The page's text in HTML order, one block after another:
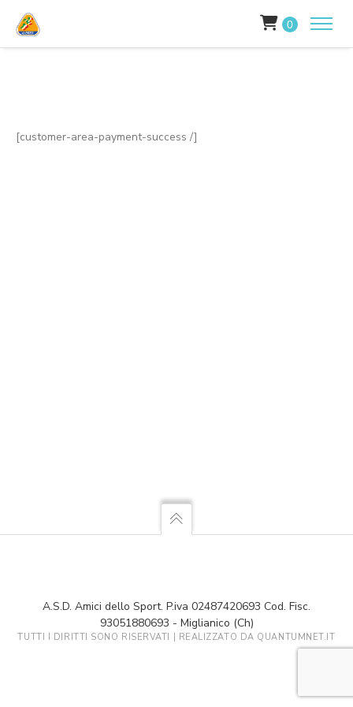
0
[customer-area-payment-success /]
A.S.D. Amici dello Sport. P.iva 02487420693 Cod. Fisc.
93051880693 - Miglianico (Ch)
TUTTI I DIRITTI SONO RISERVATI | REALIZZATO DA QUANTUMNET.IT